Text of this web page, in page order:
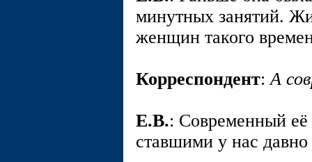
минутных занятий.
женщин такого
Корреспондент:А
E.В.: Современный её
ставшими у нас